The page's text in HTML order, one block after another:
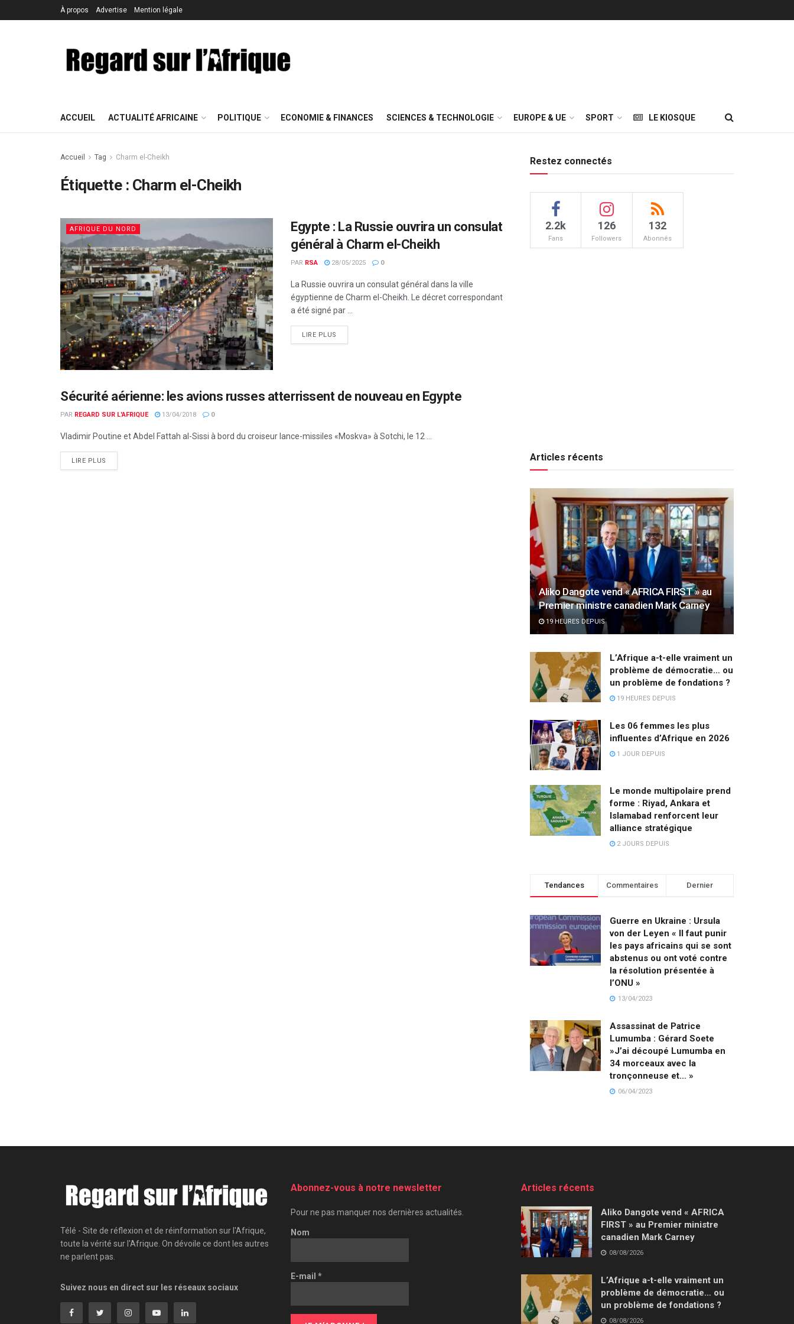
À propos Advertise Mention légale
ACCUEIL ACTUALITÉ AFRICAINE POLITIQUE ECONOMIE & FINANCES SCIENCES & TECHNOLOGIE EUROPE & UE SPORT LE KIOSQUE
Accueil Tag Charm el-Cheikh
Étiquette : Charm el-Cheikh
AFRIQUE DU NORD
Egypte : La Russie ouvrira un consulat
général à Charm el-Cheikh
PAR RSA 28/05/2025 0
La Russie ouvrira un consulat général dans la ville
égyptienne de Charm el-Cheikh. Le décret correspondant
a été signé par ...
LIRE PLUS
DÉFENSE
Sécurité aérienne: les avions russes atterrissent de nouveau en Egypte
PAR REGARD SUR L'AFRIQUE 13/04/2018 0
Vladimir Poutine et Abdel Fattah al-Sissi à bord du croiseur lance-missiles «Moskva» à Sotchi, le 12 ...
LIRE PLUS
Restez connectés
2.2k
Fans
126
Followers
132
Abonnés
Articles récents
Aliko Dangote vend « AFRICA FIRST » au
Premier ministre canadien Mark Carney
19 HEURES DEPUIS
L’Afrique a-t-elle vraiment un
problème de démocratie… ou
un problème de fondations ?
19 HEURES DEPUIS
Les 06 femmes les plus
influentes d’Afrique en 2026
1 JOUR DEPUIS
Le monde multipolaire prend
forme : Riyad, Ankara et
Islamabad renforcent leur
alliance stratégique
2 JOURS DEPUIS
Tendances Commentaires Dernier
Guerre en Ukraine : Ursula
von der Leyen « Il faut punir
les pays africains qui se sont
abstenus ou ont voté contre
la résolution présentée à
l’ONU »
13/04/2023
Assassinat de Patrice
Lumumba : Gérard Soete
»J’ai découpé Lumumba en
34 morceaux avec la
tronçonneuse et… »
06/04/2023
Télé - Site de réflexion et de réinformation sur l'Afrique,
toute la vérité sur l'Afrique. On dévoile ce dont les autres
ne parlent pas.
Suivez nous en direct sur les réseaux sociaux
Abonnez-vous à notre newsletter
Pour ne pas manquer nos dernières actualités.
Nom
E-mail *
Articles récents
Aliko Dangote vend « AFRICA
FIRST » au Premier ministre
canadien Mark Carney
08/08/2026
L’Afrique a-t-elle vraiment un
problème de démocratie… ou
un problème de fondations ?
08/08/2026